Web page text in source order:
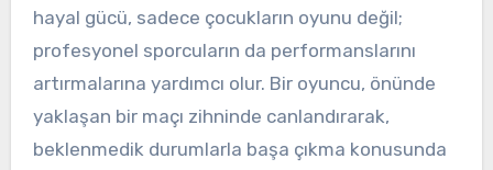
hayal gücü, sadece çocukların oyunu değil;
profesyonel sporcuların da performanslarını
artırmalarına yardımcı olur. Bir oyuncu, önünde
yaklaşan bir maçı zihninde canlandırarak,
beklenmedik durumlarla başa çıkma konusunda